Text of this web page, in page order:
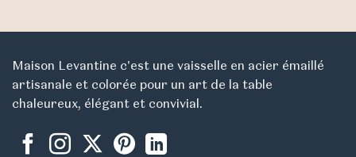
Maison Levantine c'est une vaisselle en acier émaillé
artisanale et colorée pour un art de la table
chaleureux, élégant et convivial.